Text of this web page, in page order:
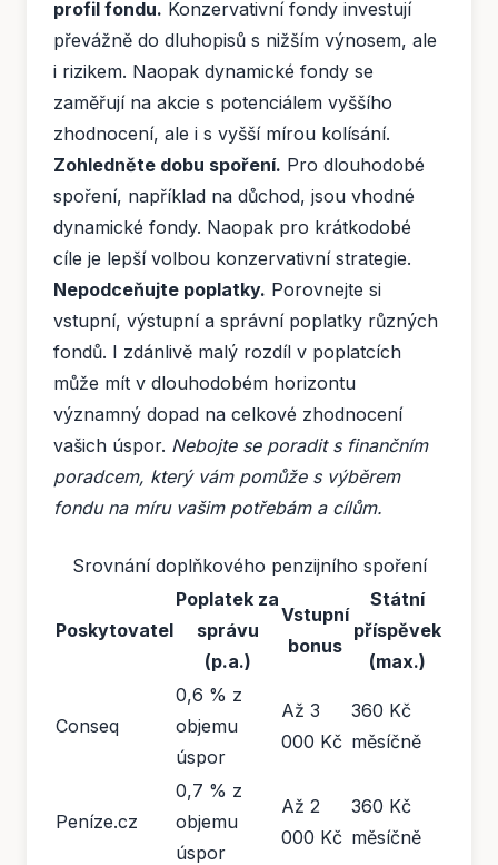
profil fondu. Konzervativní fondy investují
převážně do dluhopisů s nižším výnosem, ale
i rizikem. Naopak dynamické fondy se
zaměřují na akcie s potenciálem vyššího
zhodnocení, ale i s vyšší mírou kolísání.
Zohledněte dobu spoření. Pro dlouhodobé
spoření, například na důchod, jsou vhodné
dynamické fondy. Naopak pro krátkodobé
cíle je lepší volbou konzervativní strategie.
Nepodceňujte poplatky. Porovnejte si
vstupní, výstupní a správní poplatky různých
fondů. I zdánlivě malý rozdíl v poplatcích
může mít v dlouhodobém horizontu
významný dopad na celkové zhodnocení
vašich úspor. Nebojte se poradit s finančním
poradcem, který vám pomůže s výběrem
fondu na míru vašim potřebám a cílům.
Srovnání doplňkového penzijního spoření
Poskytovatel
Poplatek za
správu
(p.a.)
Vstupní
bonus
Státní
příspěvek
(max.)
Conseq
0,6 % z
objemu
úspor
Až 3
000 Kč
360 Kč
měsíčně
Peníze.cz
0,7 % z
objemu
úspor
Až 2
000 Kč
360 Kč
měsíčně